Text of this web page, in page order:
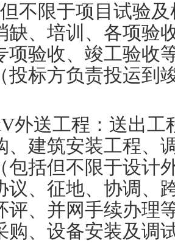
不限于项目试验
缺、培训、各项验
项验收、竣工验收
投标方负责投运到
外送工程：送出工
、建筑安装工程、
包括但不限于设计
议、征地、协调、
评、并网手续办理
购、设备安装及调